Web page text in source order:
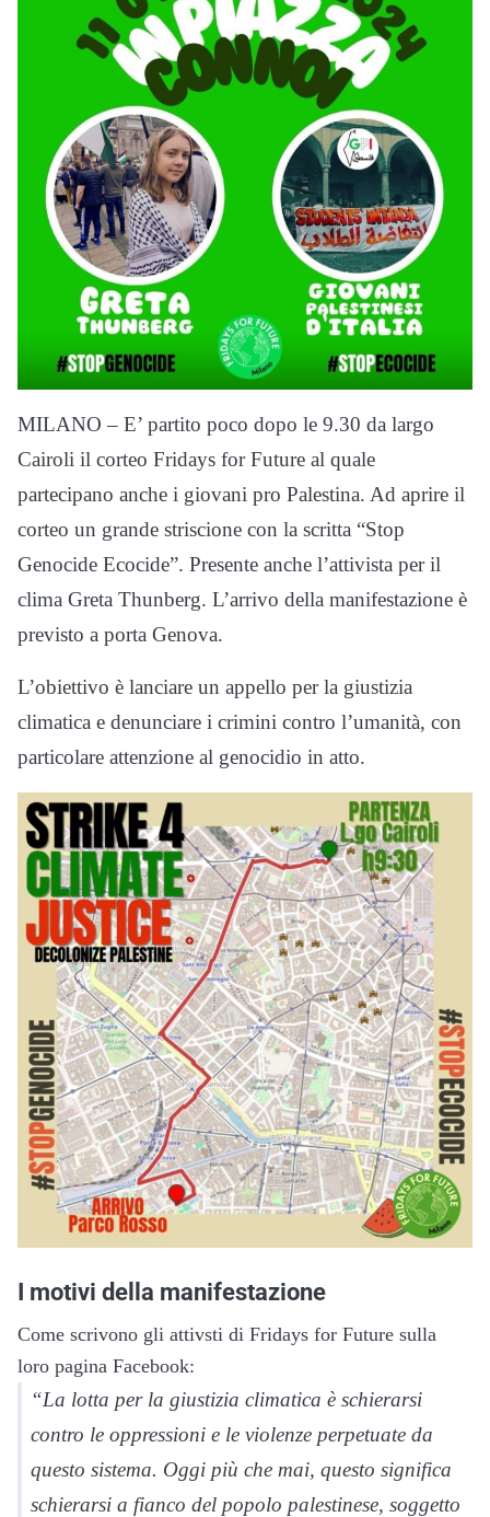
MILANO – E’ partito poco dopo le 9.30 da largo
Cairoli il corteo Fridays for Future al quale
partecipano anche i giovani pro Palestina. Ad aprire il
corteo un grande striscione con la scritta “Stop
Genocide Ecocide”. Presente anche l’attivista per il
clima Greta Thunberg. L’arrivo della manifestazione è
previsto a porta Genova.
L’obiettivo è lanciare un appello per la giustizia
climatica e denunciare i crimini contro l’umanità, con
particolare attenzione al genocidio in atto.
I motivi della manifestazione
Come scrivono gli attivsti di Fridays for Future sulla
loro pagina Facebook:
“La lotta per la giustizia climatica è schierarsi
contro le oppressioni e le violenze perpetuate da
questo sistema. Oggi più che mai, questo significa
schierarsi a fianco del popolo palestinese, soggetto